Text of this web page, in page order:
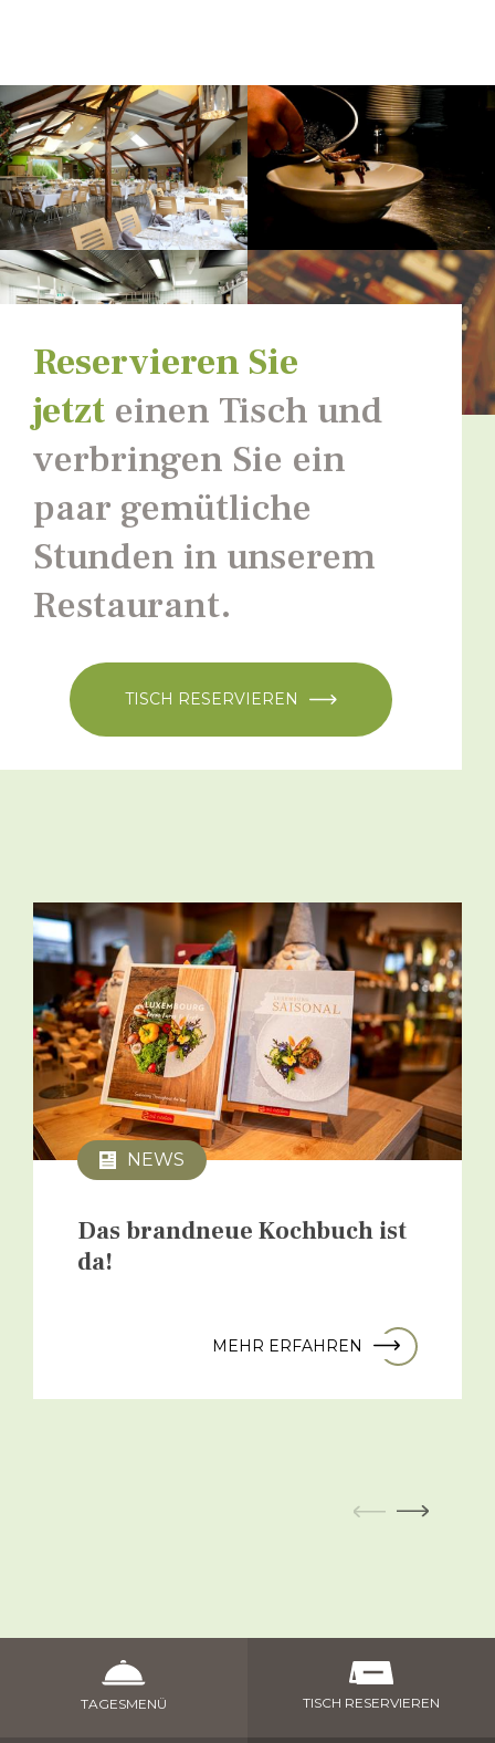
Reservieren Sie
jetzt einen Tisch und
verbringen Sie ein
paar gemütliche
Stunden in unserem
Restaurant.
TISCH RESERVIEREN
NEWS
Das brandneue Kochbuch ist
da!
MEHR ERFAHREN
TAGESMENÜ TISCH RESERVIEREN